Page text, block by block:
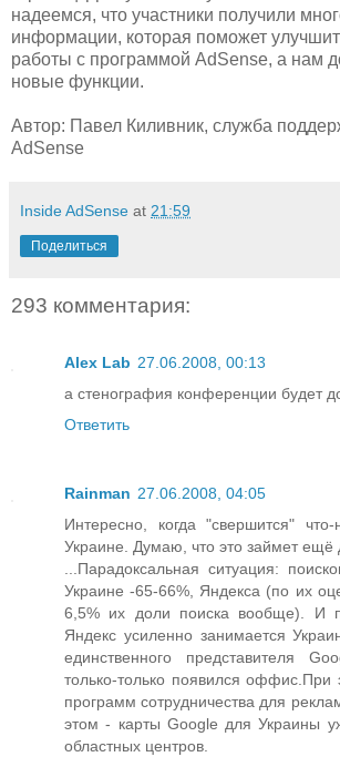
надеемся, что участники получили
информации, которая поможет
работы с программой AdSense, а нам
новые функции.
Автор: Павел Киливник, служба
AdSense
Inside AdSense at 21:59
Поделиться
293 комментария:
Alex Lab 27.06.2008, 00:13
а стенография конференции будет
Ответить
Rainman 27.06.2008, 04:05
Интересно, когда "свершится"
Украине. Думаю, что это займет ещё
...Парадоксальная ситуация:
Украине -65-66%, Яндекса (по их
6,5% их доли поиска вообще). И
Яндекс усиленно занимается
единственного представителя
только-только появился оффис.При
программ сотрудничества для
этом - карты Google для Украины
областных центров.